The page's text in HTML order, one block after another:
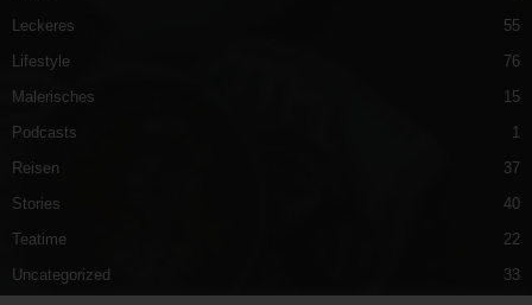
Leckeres
55
Lifestyle
76
Malerisches
15
Podcasts
1
Reisen
37
Stories
40
Teatime
22
Uncategorized
33